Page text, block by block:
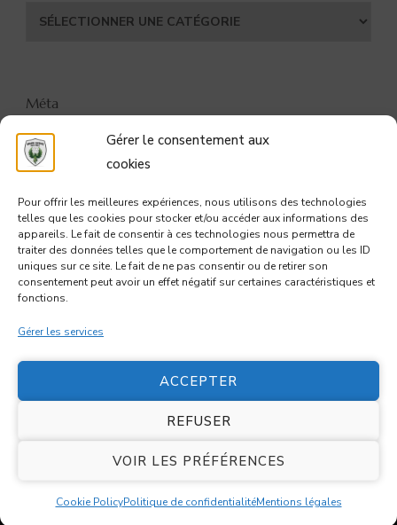
Gérer le consentement aux
cookies
Pour offrir les meilleures expériences, nous utilisons des technologies
telles que les cookies pour stocker et/ou accéder aux informations des
appareils. Le fait de consentir à ces technologies nous permettra de
traiter des données telles que le comportement de navigation ou les ID
uniques sur ce site. Le fait de ne pas consentir ou de retirer son
consentement peut avoir un effet négatif sur certaines caractéristiques et
fonctions.
Gérer les services
ACCEPTER
REFUSER
VOIR LES PRÉFÉRENCES
Cookie PolicyPolitique de confidentialitéMentions légales
Catégories
Méta
CONNEXION
FLUX DES COMMENTAIRES
SITE DE WORDPRESS-FR
réservés.
WordPress
Politique de confidentialité